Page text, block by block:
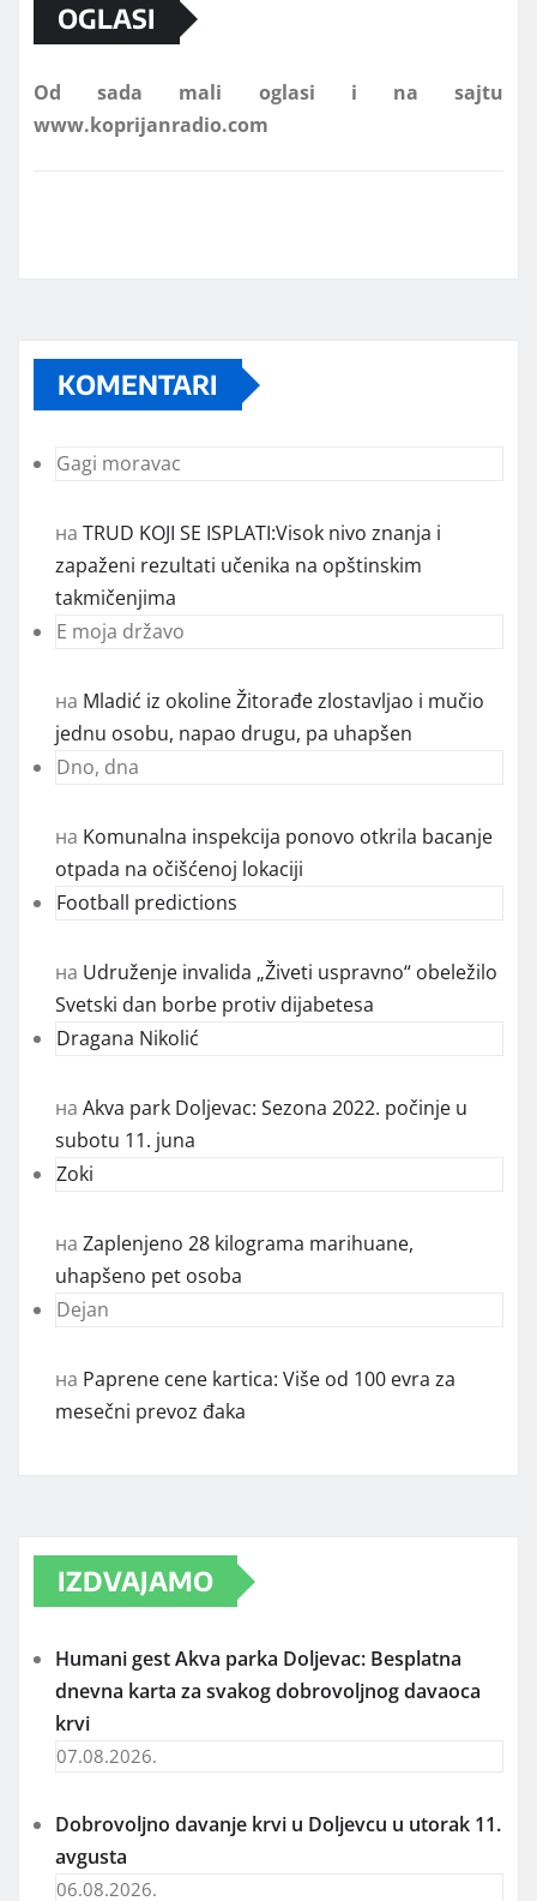
OGLASI
Od sada mali oglasi i na sajtu
KOMENTARI
Gagi moravac
на TRUD KOJI SE ISPLATI:Visok nivo znanja i
zapaženi rezultati učenika na opštinskim
takmičenjima
E moja državo
на Mladić iz okoline Žitorađe zlostavljao i mučio
jednu osobu, napao drugu, pa uhapšen
Dno, dna
на Komunalna inspekcija ponovo otkrila bacanje
otpada na očišćenoj lokaciji
Football predictions
на Udruženje invalida „Živeti uspravno“ obeležilo
Svetski dan borbe protiv dijabetesa
Dragana Nikolić
на Akva park Doljevac: Sezona 2022. počinje u
subotu 11. juna
Zoki
на Zaplenjeno 28 kilograma marihuane,
uhapšeno pet osoba
Dejan
на Paprene cene kartica: Više od 100 evra za
mesečni prevoz đaka
IZDVAJAMO
Humani gest Akva parka Doljevac: Besplatna
dnevna karta za svakog dobrovoljnog davaoca
krvi
07.08.2026.
Dobrovoljno davanje krvi u Doljevcu u utorak 11.
avgusta
06.08.2026.